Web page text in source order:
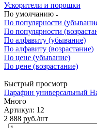
Ускорители и порошки
По умолчанию
По популярности
По популярности
По алфавиту (убывание)
По алфавиту (возрастание)
По цене (убывание)
По цене (возрастание)
Быстрый просмотр
Парафин универсальный
Много
Артикул: 12
2 888 руб./шт